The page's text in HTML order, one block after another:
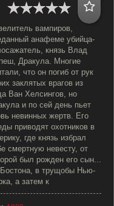
вампиров,
анафеме убийца-
князь Влад
Дракула. Многие
что он погиб от рук
заклятых врагов из
Ван Хелсингов, но
и по сей день пьет
невинных жертв. Его
приводят охотников в
где князь избрал
смертную невесту, от
был рожден его сын...
в трущобы Нью-
а затем к